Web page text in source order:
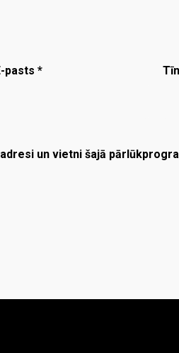
pasts *
un vietni šajā